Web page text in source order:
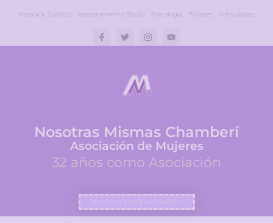
Asesoría Jurídica Asesoramiento Social Psicología Talleres Actividades
Nosotras Mismas Chamberí
Asociación de Mujeres
32 años como Asociación
ENCUESTA DE EVALUACIÓN